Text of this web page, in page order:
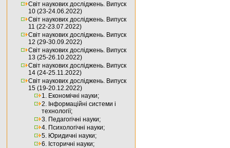
Світ наукових досліджень. Випуск
10 (23-24.06.2022)
Світ наукових досліджень. Випуск
11 (22-23.07.2022)
Світ наукових досліджень. Випуск
12 (29-30.09.2022)
Світ наукових досліджень. Випуск
13 (25-26.10.2022)
Світ наукових досліджень. Випуск
14 (24-25.11.2022)
Світ наукових досліджень. Випуск
15 (19-20.12.2022)
1. Економічні науки;
2. Інформаційні системи і
технології;
3. Педагогічні науки;
4. Психологічні науки;
5. Юридичні науки;
6. Історичні науки;